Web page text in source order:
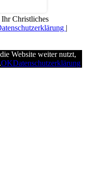
Christliches
|
Website weiter nutzt,
OKDatenschutzerklärung